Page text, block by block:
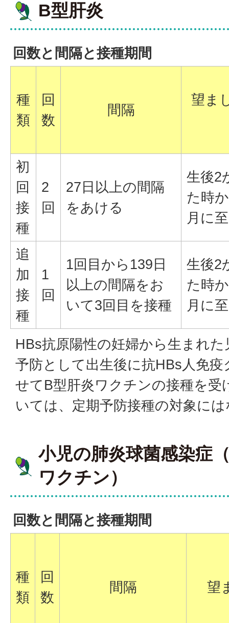
B型肝炎
回数と間隔と接種期間
種
類
回
数
間隔
望ま
初
回
接
種
2
回
27日以上の間隔
をあける
生後2
た時
月に
追
加
接
種
1
回
1回目から139日
以上の間隔をお
いて3回目を接種
生後2
た時
月に
HBs抗原陽性の妊婦から生まれ
予防として出生後に抗HBs人免
せてB型肝炎ワクチンの接種を
いては、定期予防接種の対象に
小児の肺炎球菌感染症
ワクチン）
回数と間隔と接種期間
種
類
回
数
間隔 望